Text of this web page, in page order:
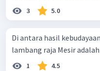
3 5.0
Di antara hasil
lambang raja Mesir adalah
1 4.5